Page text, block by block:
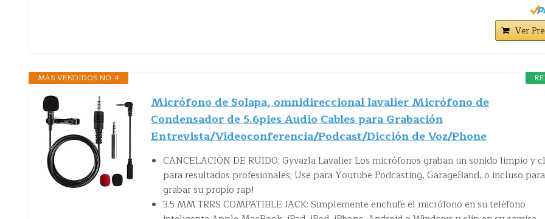
Ver
MÁS VENDIDOS NO. 4
Micrófono de Solapa, omnidireccional lavalier Micrófono de
Condensador de 5.6pies Audio Cables para Grabación
Entrevista/Videoconferencia/Podcast/Dicción de Voz/Phone
CANCELACIÓN DE RUIDO: Gyvazla Lavalier Los micrófonos graban un sonido limpio y
para resultados profesionales; Use para Youtube Podcasting, GarageBand, o incluso para
grabar su propio rap!
3.5 MM TRRS COMPATIBLE JACK: Simplemente enchufe el micrófono en su teléfono